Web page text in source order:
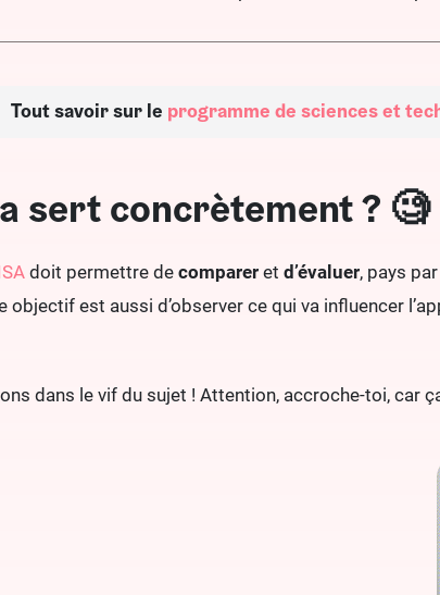
Tout savoir sur le programme de sciences et
sert concrètement ? 🧐
doit permettre de comparer et d’évaluer, pays
objectif est aussi d’observer ce qui va influencer
dans le vif du sujet ! Attention, accroche-toi, car